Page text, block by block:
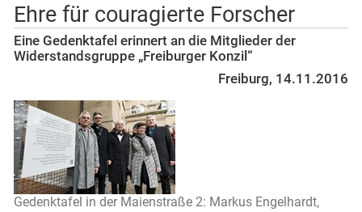
Ehre für couragierte Forscher
Eine Gedenktafel erinnert an die Mitglieder der
Widerstandsgruppe „Freiburger Konzil“
Freiburg, 14.11.2016
Gedenktafel in der Maienstraße 2: Markus Engelhardt,